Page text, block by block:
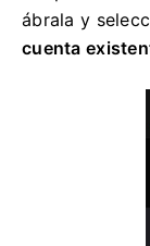
ábrala y
cuenta